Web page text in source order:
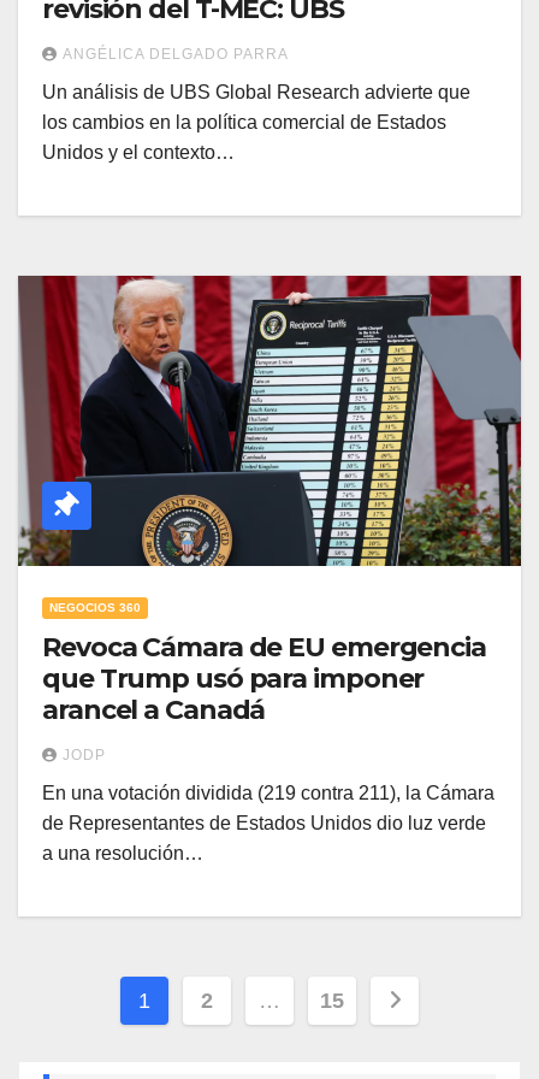
revisión del T-MEC: UBS
ANGÉLICA DELGADO PARRA
Un análisis de UBS Global Research advierte que
los cambios en la política comercial de Estados
Unidos y el contexto…
NEGOCIOS 360
Revoca Cámara de EU emergencia
que Trump usó para imponer
arancel a Canadá
JODP
En una votación dividida (219 contra 211), la Cámara
de Representantes de Estados Unidos dio luz verde
a una resolución…
Paginación
1 2 … 15